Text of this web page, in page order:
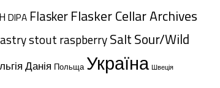
DIPA FlaskerFlasker Cellar Archives
stout raspberrySaltSour/Wild
Данія Польща Україна Швеція